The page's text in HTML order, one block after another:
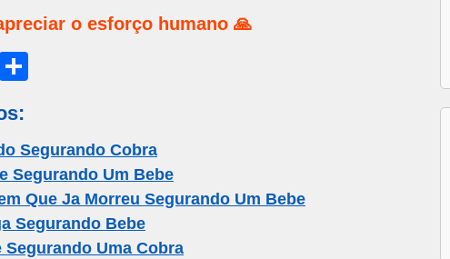
o esforço humano 🙏
W
e
Segurando Cobra
Segurando Um Bebe
Que Ja Morreu Segurando Um Bebe
Segurando Bebe
Uma Cobra